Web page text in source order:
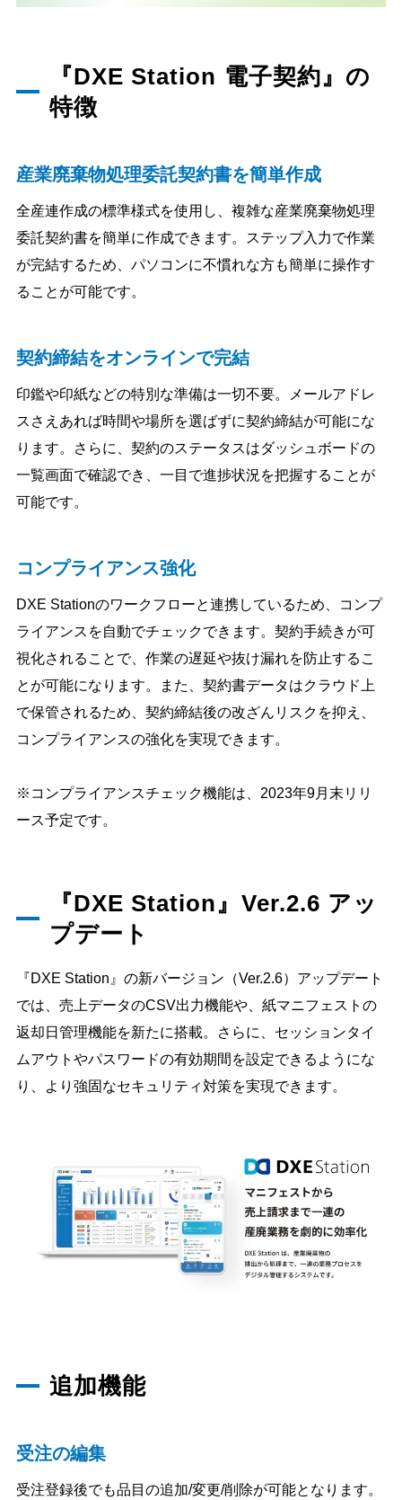
『DXE Station 電子契約』の
特徴
産業廃棄物処理委託契約書を簡単作成
全産連作成の標準様式を使用し、複雑な産業廃棄物処理
委託契約書を簡単に作成できます。ステップ入力で作業
が完結するため、パソコンに不慣れな方も簡単に操作す
ることが可能です。
契約締結をオンラインで完結
印鑑や印紙などの特別な準備は一切不要。メールアドレ
スさえあれば時間や場所を選ばずに契約締結が可能にな
ります。さらに、契約のステータスはダッシュボードの
一覧画面で確認でき、一目で進捗状況を把握することが
可能です。
コンプライアンス強化
DXE Stationのワークフローと連携しているため、コンプ
ライアンスを自動でチェックできます。契約手続きが可
視化されることで、作業の遅延や抜け漏れを防止するこ
とが可能になります。また、契約書データはクラウド上
で保管されるため、契約締結後の改ざんリスクを抑え、
コンプライアンスの強化を実現できます。
※コンプライアンスチェック機能は、2023年9月末リリ
ース予定です。
『DXE Station』Ver.2.6 アッ
プデート
『DXE Station』の新バージョン（Ver.2.6）アップデート
では、売上データのCSV出力機能や、紙マニフェストの
返却日管理機能を新たに搭載。さらに、セッションタイ
ムアウトやパスワードの有効期間を設定できるようにな
り、より強固なセキュリティ対策を実現できます。
追加機能
受注の編集
受注登録後でも品目の追加/変更/削除が可能となります。